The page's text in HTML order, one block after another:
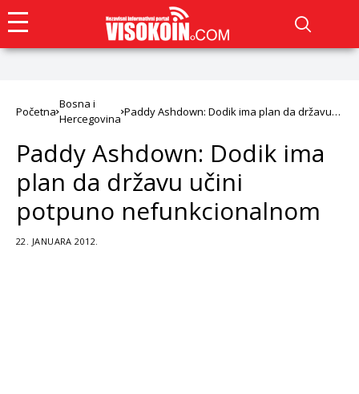
Početna
Bosna i
Hercegovina
Paddy Ashdown: Dodik ima plan da državu
Paddy Ashdown: Dodik ima
plan da državu učini
potpuno nefunkcionalnom
22. JANUARA 2012.